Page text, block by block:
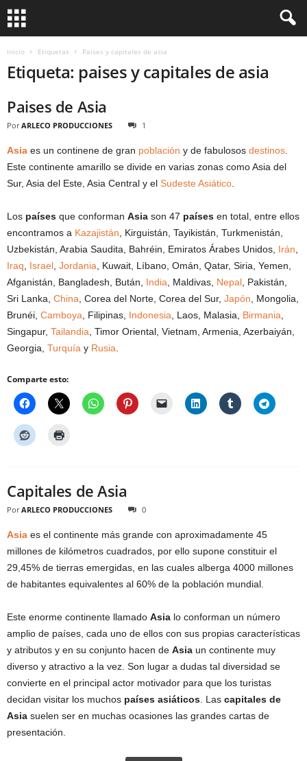
Inicio Etiquetas Paises y capitales de asia
Etiqueta: paises y capitales de asia
Paises de Asia
Por ARLECO PRODUCCIONES 1
Asia es un continene de gran población y de fabulosos destinos
Este continente amarillo se divide en varias zonas como Asia del
Sur, Asia del Este, Asia Central y el Sudeste Asiático
Los países que conforman Asia son 47 países en total, entre ellos
encontramos a Kazajistán , Kirguistán, Tayikistán, Turkmenistán,
Uzbekistán, Arabia Saudita, Bahréin, Emiratos Árabes Unidos, Irán
Iraq
Israel Jordania , Kuwait, Líbano, Omán, Qatar, Siria, Yemen,
Afganistán, Bangladesh, Bután, India , Maldivas, Nepal , Pakistán,
Sri Lanka, China , Corea del Norte, Corea del Sur, Japón , Mongolia,
Brunéi, Camboya , Filipinas, Indonesia , Laos, Malasia, Birmania
Singapur, Tailandia , Timor Oriental, Vietnam, Armenia, Azerbaiyán,
Georgia, Turquía y Rusia
Comparte esto:
Capitales de Asia
Por ARLECO PRODUCCIONES 0
Asia es el continente más grande con aproximadamente 45
millones de kilómetros cuadrados, por ello supone constituir el
29,45% de tierras emergidas, en las cuales alberga 4000 millones
de habitantes equivalentes al 60% de la población mundial.
Este enorme continente llamado Asia lo conforman un número
amplio de países, cada uno de ellos con sus propias características
y atributos y en su conjunto hacen de Asia un continente muy
diverso y atractivo a la vez. Son lugar a dudas tal diversidad se
convierte en el principal actor motivador para que los turistas
decidan visitar los muchos países asiáticos . Las capitales de
Asia suelen ser en muchas ocasiones las grandes cartas de
presentación.